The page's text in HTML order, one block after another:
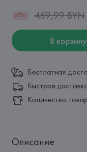
67% 459,99 BYN
В корзину
Бесплатная
Быстрая
Количество
Описание